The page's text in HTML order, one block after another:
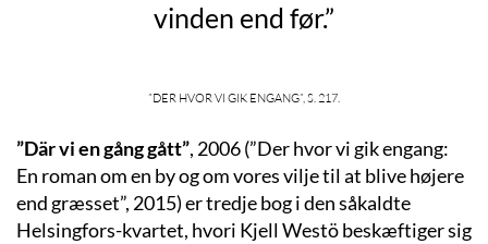
vinden end før.”
”Der hvor vi gik engang”, s. 217.
”Där vi en gång gått”, 2006 (”Der hvor vi gik engang:
En roman om en by og om vores vilje til at blive højere
end græsset”, 2015) er tredje bog i den såkaldte
Helsingfors-kvartet, hvori Kjell Westö beskæftiger sig